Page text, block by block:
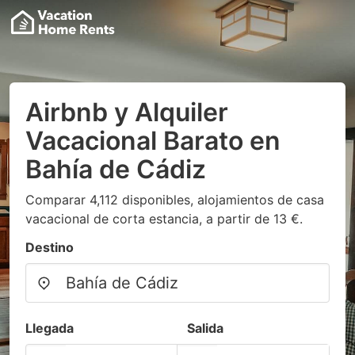
Airbnb y Alquiler
Vacacional Barato en
Bahía de Cádiz
Comparar 4,112 disponibles, alojamientos de casa
vacacional de corta estancia, a partir de 13 €.
Destino
Llegada Salida